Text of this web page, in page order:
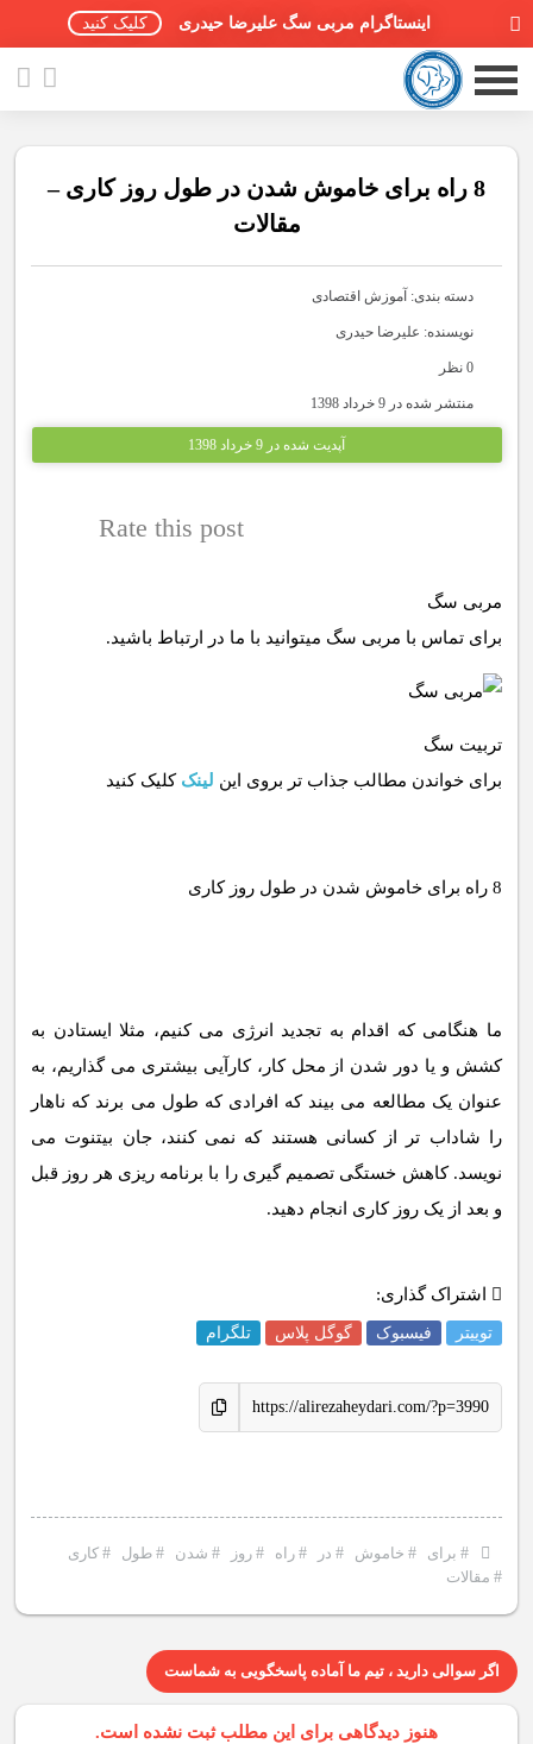
اینستاگرام مربی سگ علیرضا حیدری کلیک کنید
پادکست سگ ها
8 راه برای خاموش شدن در طول روز کاری –
مقالات
دسته بندی: آموزش اقتصادی
نویسنده: علیرضا حیدری
0 نظر
منتشر شده در 9 خرداد 1398
آپدیت شده در 9 خرداد 1398
Rate this post
مربی سگ
برای تماس با مربی سگ میتوانید با ما در ارتباط باشید.
تربیت سگ
برای خواندن مطالب جذاب تر بروی این لینک کلیک کنید
ما هنگامی که اقدام به تجدید انرژی می کنیم، مثلا ایستادن به
کشش و یا دور شدن از محل کار، کارآیی بیشتری می گذاریم، به
عنوان یک مطالعه می بیند که افرادی که طول می برند که ناهار
را شاداب تر از کسانی هستند که نمی کنند، جان بیتنوت می
نویسد. کاهش خستگی تصمیم گیری را با برنامه ریزی هر روز قبل
و بعد از یک روز کاری انجام دهید.
اشتراک گذاری:
توییتر فیسبوک گوگل پلاس تلگرام
https://alirezaheydari.com/?p=3990
# برای # خاموش # در # راه # روز # شدن # طول # کاری
# مقالات
اگر سوالی دارید ، تیم ما آماده پاسخگویی به شماست
هنوز دیدگاهی برای این مطلب ثبت نشده است.